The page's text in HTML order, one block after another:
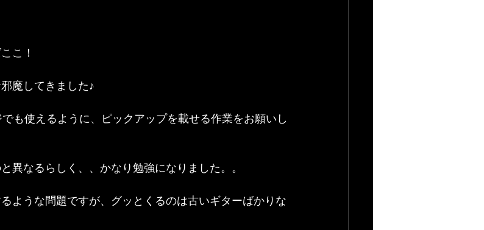
こ！
魔してきました♪
も使えるように、ピックアップを載せる作業をお願いし
異なるらしく、、かなり勉強になりました。。
ような問題ですが、グッとくるのは古いギターばかりな